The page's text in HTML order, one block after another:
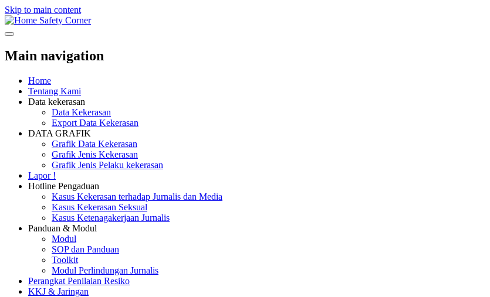
Skip to main content
Safety Corner
Main navigation
Home
Tentang Kami
Data kekerasan
Data Kekerasan
Export Data Kekerasan
DATA GRAFIK
Grafik Data Kekerasan
Grafik Jenis Kekerasan
Grafik Jenis Pelaku kekerasan
Lapor !
Hotline Pengaduan
Kasus Kekerasan terhadap Jurnalis dan Media
Kasus Kekerasan Seksual
Kasus Ketenagakerjaan Jurnalis
Panduan & Modul
Modul
SOP dan Panduan
Toolkit
Modul Perlindungan Jurnalis
Perangkat Penilaian Resiko
KKJ & Jaringan